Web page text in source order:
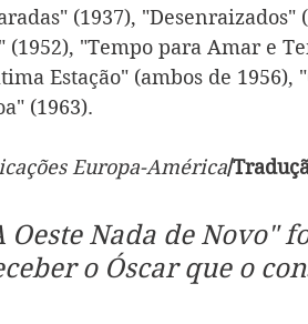
(1937),
(1952), "Tempo para Amar e
Estação" (ambos de 1956),
(1963).
Europa-América/
Oeste Nada de Novo"
o Óscar que o